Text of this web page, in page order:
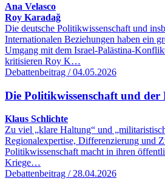
Ana Velasco
Roy Karadağ
Die deutsche Politikwissenschaft und
Internationalen Beziehungen haben ein
Umgang mit dem Israel-Palästina-
kritisieren Roy K…
Debattenbeitrag / 04.05.2026
Die Politikwissenschaft und der
Klaus Schlichte
Zu viel „klare Haltung“ und
Regionalexpertise, Differenzierung und
Politikwissenschaft macht in ihren
Kriege…
Debattenbeitrag / 28.04.2026